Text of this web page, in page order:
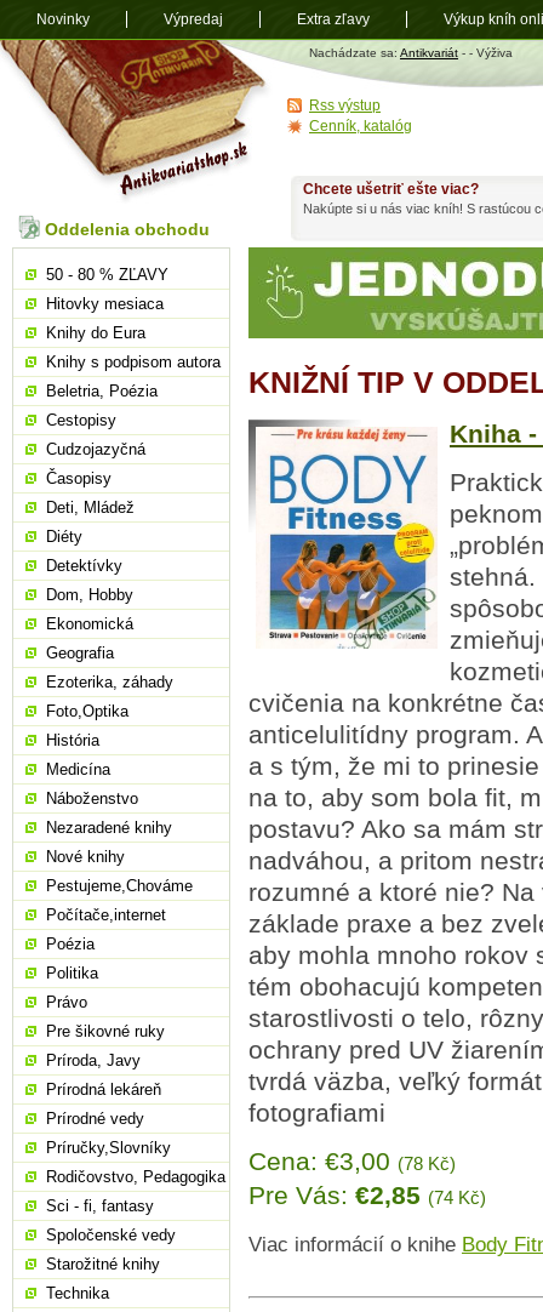
Antikvariát
shop.sk
Nachádzate sa: Antikvariát - - Výživa
KNIŽNÍ TIP V
Kniha
stehná.
cvičenia na konkrétne
anticelulitídny program.
a s tým, že mi to
na to, aby som bola fit,
postavu? Ako sa mám
nadváhou, a pritom
rozumné a ktoré nie?
základe praxe a bez
aby mohla mnoho rokov
tém obohacujú
starostlivosti o telo,
ochrany pred UV
tvrdá väzba, veľký
fotografiami
Cena: €3,00 (78 Kč)
Pre Vás: €2,85 (74 Kč)
Viac informácií o knihe Body
Chcete ušetriť ešte viac?
Nakúpte si u nás viac kníh! S rastúcou
Oddelenia obchodu
50 - 80 % ZĽAVY
Hitovky mesiaca
Knihy do Eura
Knihy s podpisom autora
Beletria, Poézia
Cestopisy
Cudzojazyčná
Časopisy
Deti, Mládež
Diéty
Detektívky
Dom, Hobby
Ekonomická
Geografia
Ezoterika, záhady
Foto,Optika
História
Medicína
Náboženstvo
Nezaradené knihy
Nové knihy
Pestujeme,Chováme
Počítače,internet
Poézia
Politika
Právo
Pre šikovné ruky
Príroda, Javy
Prírodná lekáreň
Prírodné vedy
Príručky,Slovníky
Rodičovstvo, Pedagogika
Sci - fi, fantasy
Spoločenské vedy
Starožitné knihy
Technika
Rss výstup
Cenník, katalóg
Novinky Výpredaj Extra zľavy Výkup kníh